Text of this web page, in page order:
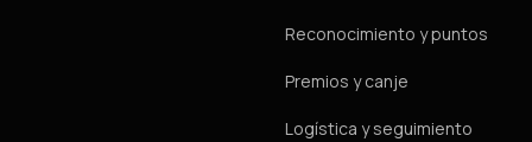
Reconocimiento y puntos
Premios y canje
Logística y seguimiento